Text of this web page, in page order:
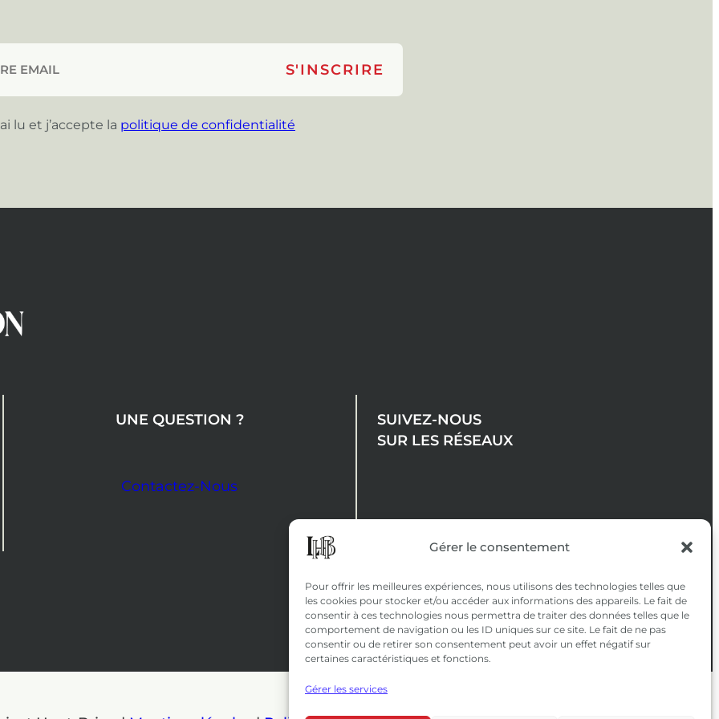
Gérer le consentement
Pour offrir les meilleures expériences, nous utilisons des technologies telles que
les cookies pour stocker et/ou accéder aux informations des appareils. Le fait de
consentir à ces technologies nous permettra de traiter des données telles que le
comportement de navigation ou les ID uniques sur ce site. Le fait de ne pas
consentir ou de retirer son consentement peut avoir un effet négatif sur
certaines caractéristiques et fonctions.
Gérer les services
lu et j’accepte la politique de confidentialité
UNE QUESTION ?
Contactez-Nous
SUIVEZ-NOUS
SUR LES RÉSEAUX